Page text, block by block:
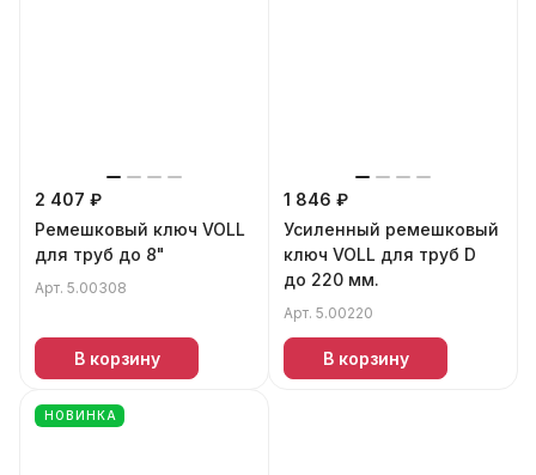
2 407 ₽
Ремешковый ключ VOLL
для труб до 8"
Арт. 5.00308
В корзину
1 846 ₽
Усиленный ремешковый
ключ VOLL для труб D
до 220 мм.
Арт. 5.00220
В корзину
НОВИНКА